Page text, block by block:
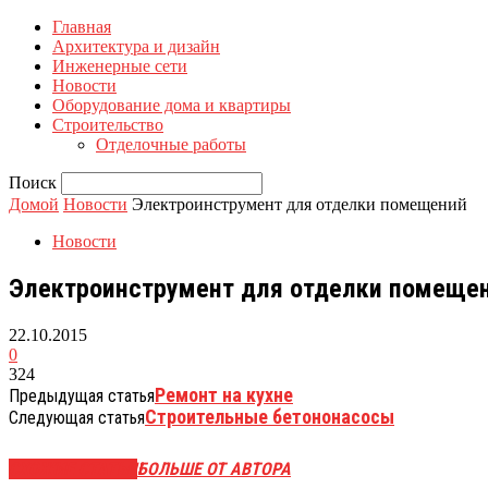
Главная
Архитектура и дизайн
Инженерные сети
Новости
Оборудование дома и квартиры
Строительство
Отделочные работы
Поиск
Домой Новости Электроинструмент для отделки помещений
Новости
Электроинструмент для отделки
22.10.2015
0
324
Предыдущая статьяРемонт на кухне
Следующая статьяСтроительные бетононасосы
БОЛЬШЕ ОТ АВТОРА